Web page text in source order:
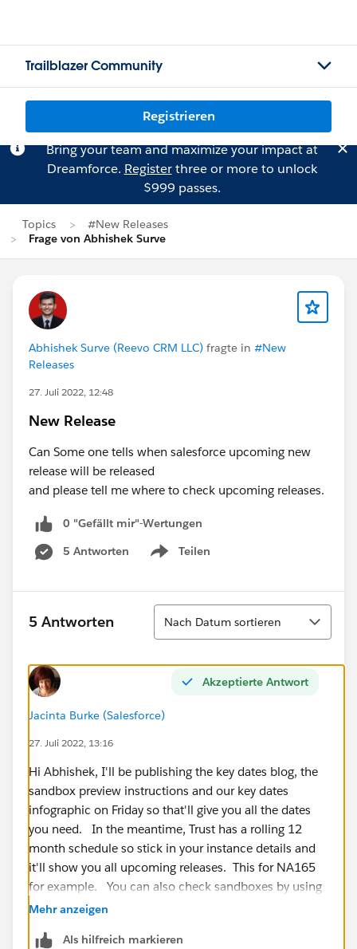
Trailblazer Community
Registrieren
Bring your team and maximize your impact at
Dreamforce. Registerthree or more to unlock
$999 passes.
Topics
#New Releases
Frage von Abhishek Surve
Abhishek Surve (Reevo CRM LLC) fragte in #New
Releases
27. Juli 2022, 12:48
New Release
Can Some one tells when salesforce upcoming new
release will be released
and please tell me where to check upcoming releases.
0 "Gefällt mir"-Wertungen
5 Antworten
Teilen
Show menu
5 Antworten
Sortieren
Nach Datum sortieren
Akzeptierte Antwort
Jacinta Burke (Salesforce)
27. Juli 2022, 13:16
Hi Abhishek, I'll be publishing the key dates blog, the
sandbox preview instructions and our key dates
infographic on Friday so that'll give you all the dates
you need. In the meantime, Trust has a rolling 12
month schedule so stick in your instance details and
it'll show you all upcoming releases. This for NA165
for example. You can also check sandboxes by using
CSxxx ..
Mehr anzeigen
Als hilfreich markieren